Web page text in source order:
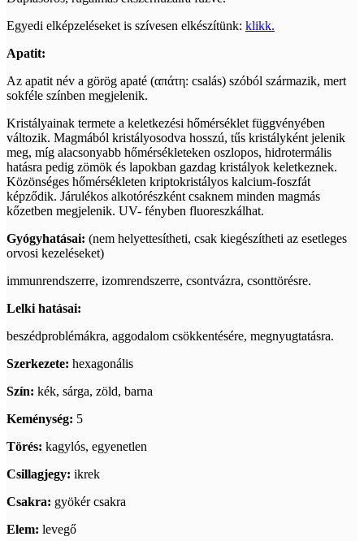
Egyedi elképzeléseket is szívesen elkészítünk: klikk.
Apatit:
Az apatit név a görög apaté (απάτη: csalás) szóból származik, mert
sokféle színben megjelenik.
Kristályainak termete a keletkezési hőmérséklet függvényében
változik. Magmából kristályosodva hosszú, tűs kristályként jelenik
meg, míg alacsonyabb hőmérsékleteken oszlopos, hidrotermális
hatásra pedig zömök és lapokban gazdag kristályok keletkeznek.
Közönséges hőmérsékleten kriptokristályos kalcium-foszfát
képződik. Járulékos alkotórészként csaknem minden magmás
kőzetben megjelenik. UV- fényben fluoreszkálhat.
Gyógyhatásai: (nem helyettesítheti, csak kiegészítheti az esetleges
orvosi kezeléseket)
immunrendszerre, izomrendszerre, csontvázra, csonttörésre.
Lelki hatásai:
beszédproblémákra, aggodalom csökkentésére, megnyugtatásra.
Szerkezete: hexagonális
Szín: kék, sárga, zöld, barna
Keménység: 5
Törés: kagylós, egyenetlen
Csillagjegy: ikrek
Csakra: gyökér csakra
Elem: levegő